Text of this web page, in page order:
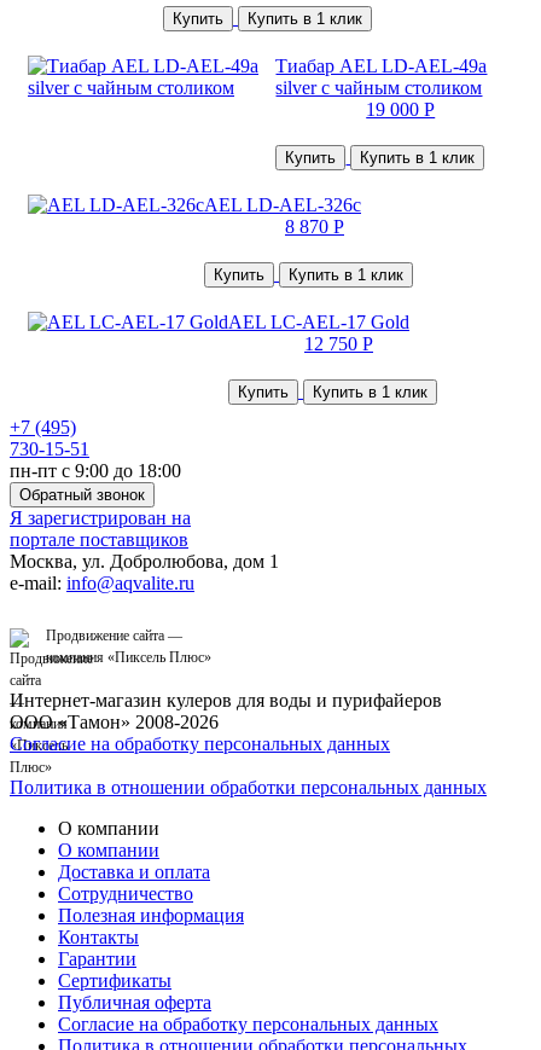
Купить Купить в 1 клик
Тиабар AEL LD-AEL-49a
silver с чайным столиком
19 000 Р
Купить Купить в 1 клик
AEL LD-AEL-326c
8 870 Р
Купить Купить в 1 клик
AEL LC-AEL-17 Gold
12 750 Р
Купить Купить в 1 клик
+7 (495)
730-15-51
пн-пт с 9:00 до 18:00
Обратный звонок
Я зарегистрирован на
портале поставщиков
Москва, ул. Добролюбова, дом 1
e-mail: info@aqvalite.ru
Продвижение сайта —
компания «Пиксель Плюс»
Интернет-магазин кулеров для воды и пурифайеров
ООО «Тамон» 2008-2026
Согласие на обработку персональных данных
Политика в отношении обработки персональных данных
О компании
О компании
Доставка и оплата
Сотрудничество
Полезная информация
Контакты
Гарантии
Сертификаты
Публичная оферта
Согласие на обработку персональных данных